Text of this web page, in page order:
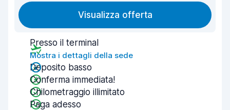
Visualizza offerta
Presso il terminal
Mostra i dettagli della sede
Deposito basso
Conferma immediata!
Chilometraggio illimitato
Paga adesso